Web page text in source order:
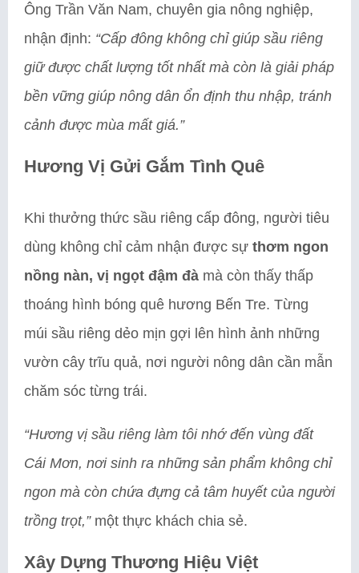
Ông Trần Văn Nam, chuyên gia nông nghiệp,
nhận định: “Cấp đông không chỉ giúp sầu riêng
giữ được chất lượng tốt nhất mà còn là giải pháp
bền vững giúp nông dân ổn định thu nhập, tránh
cảnh được mùa mất giá.”
Hương Vị Gửi Gắm Tình Quê
Khi thưởng thức sầu riêng cấp đông, người tiêu
dùng không chỉ cảm nhận được sự thơm ngon
nồng nàn, vị ngọt đậm đà mà còn thấy thấp
thoáng hình bóng quê hương Bến Tre. Từng
múi sầu riêng dẻo mịn gợi lên hình ảnh những
vườn cây trĩu quả, nơi người nông dân cần mẫn
chăm sóc từng trái.
“Hương vị sầu riêng làm tôi nhớ đến vùng đất
Cái Mơn, nơi sinh ra những sản phẩm không chỉ
ngon mà còn chứa đựng cả tâm huyết của người
trồng trọt,”một thực khách chia sẻ.
Xây Dựng Thương Hiệu Việt